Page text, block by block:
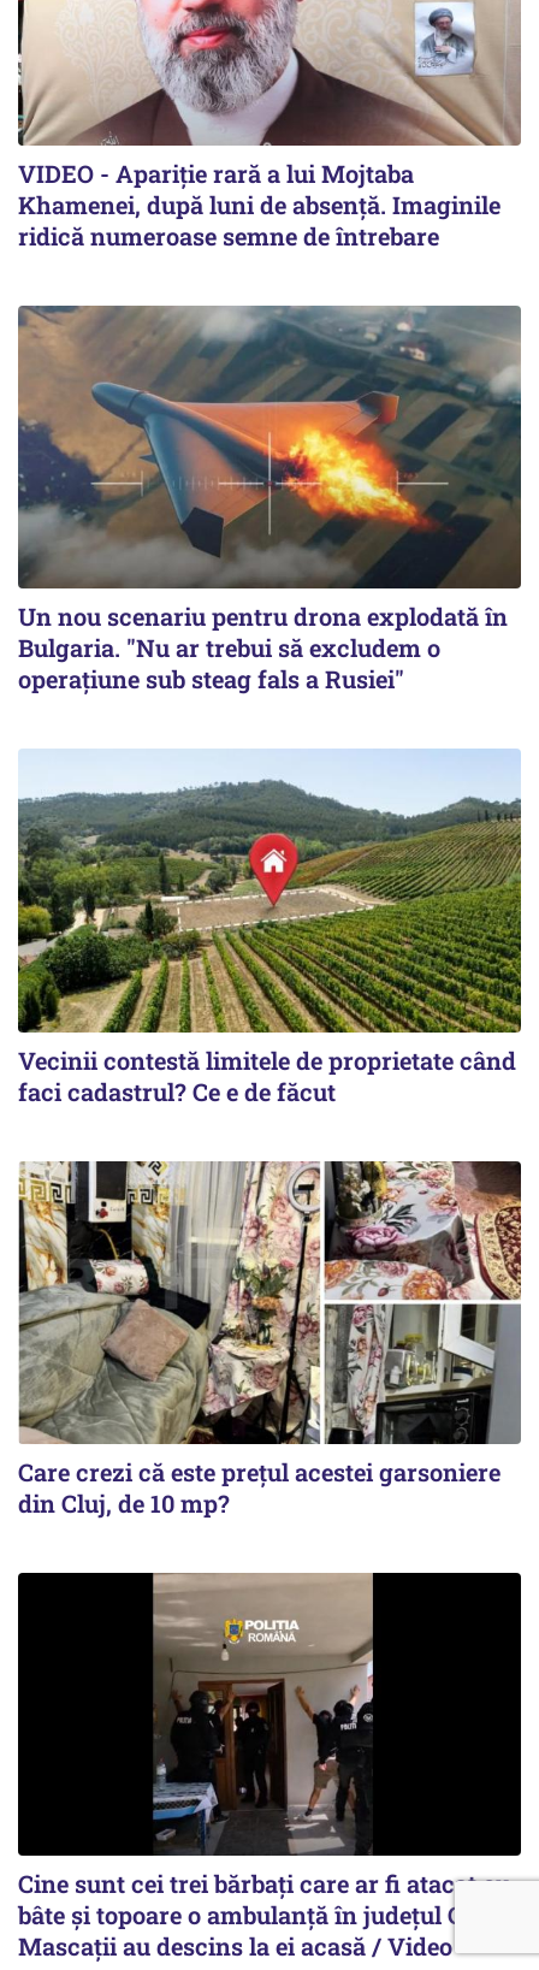
VIDEO - Apariție rară a lui Mojtaba
Khamenei, după luni de absență. Imaginile
ridică numeroase semne de întrebare
Un nou scenariu pentru drona explodată în
Bulgaria. "Nu ar trebui să excludem o
operațiune sub steag fals a Rusiei"
Vecinii contestă limitele de proprietate când
faci cadastrul? Ce e de făcut
Care crezi că este prețul acestei garsoniere
din Cluj, de 10 mp?
Cine sunt cei trei bărbați care ar fi atacat cu
bâte și topoare o ambulanță în județul Cluj.
Mascații au descins la ei acasă / Video